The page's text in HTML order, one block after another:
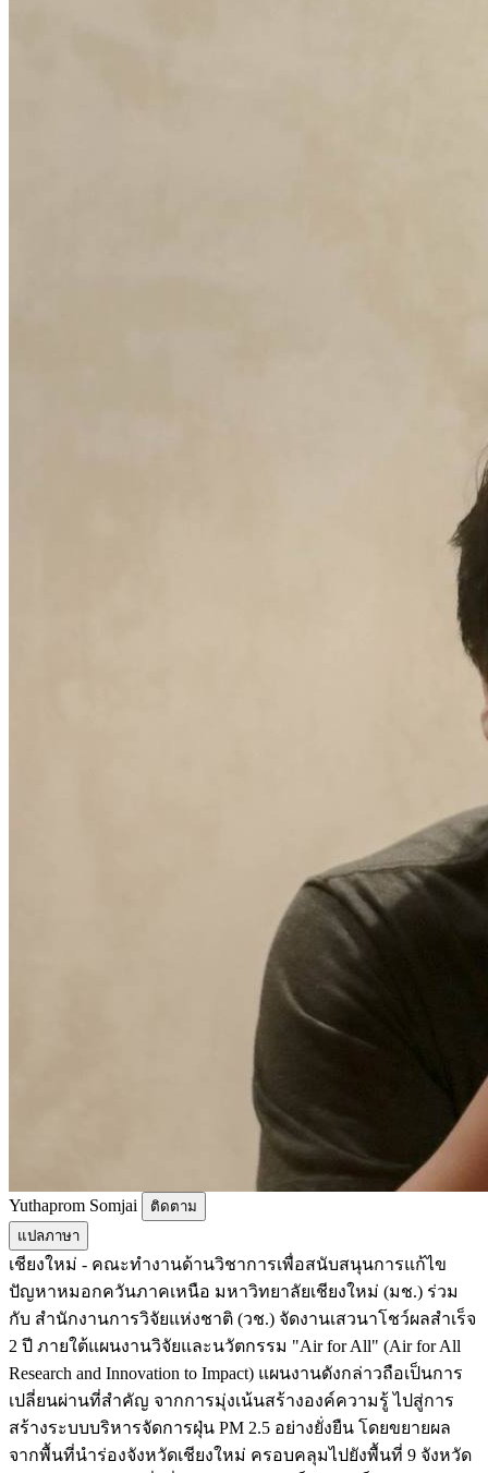
Yuthaprom Somjai
ติดตาม
แปลภาษา
เชียงใหม่ - คณะทำงานด้านวิชาการเพื่อสนับสนุนการแก้ไข
ปัญหาหมอกควันภาคเหนือ มหาวิทยาลัยเชียงใหม่ (มช.) ร่วม
กับ สำนักงานการวิจัยแห่งชาติ (วช.) จัดงานเสวนาโชว์ผลสำเร็จ
2 ปี ภายใต้แผนงานวิจัยและนวัตกรรม "Air for All" (Air for All
Research and Innovation to Impact) แผนงานดังกล่าวถือเป็นการ
เปลี่ยนผ่านที่สำคัญ จากการมุ่งเน้นสร้างองค์ความรู้ ไปสู่การ
สร้างระบบบริหารจัดการฝุ่น PM 2.5 อย่างยั่งยืน โดยขยายผล
จากพื้นที่นำร่องจังหวัดเชียงใหม่ ครอบคลุมไปยังพื้นที่ 9 จังหวัด